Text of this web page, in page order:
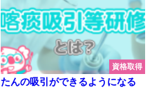
資格取得
たんの吸引ができるようになる